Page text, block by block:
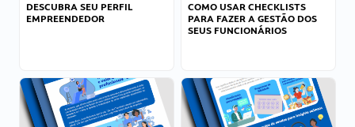
DESCUBRA SEU PERFIL
EMPREENDEDOR
COMO USAR CHECKLISTS
PARA FAZER A GESTÃO DOS
SEUS FUNCIONÁRIOS